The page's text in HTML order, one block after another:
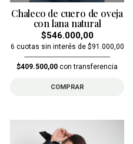
Chaleco de cuero de oveja
con lana natural
$546.000,00
6 cuotas sin interés de $91.000,00
$409.500,00 con transferencia
COMPRAR